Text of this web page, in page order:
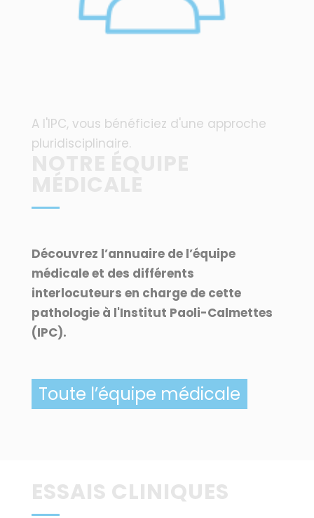
A l'IPC, vous bénéficiez d'une approche
pluridisciplinaire.
Découvrez l’annuaire de l’équipe
médicale et des différents
interlocuteurs en charge de cette
pathologie à l'Institut Paoli-Calmettes
(IPC).
Toute l’équipe médicale
ESSAIS CLINIQUES